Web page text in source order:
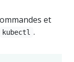
et
kubectl .